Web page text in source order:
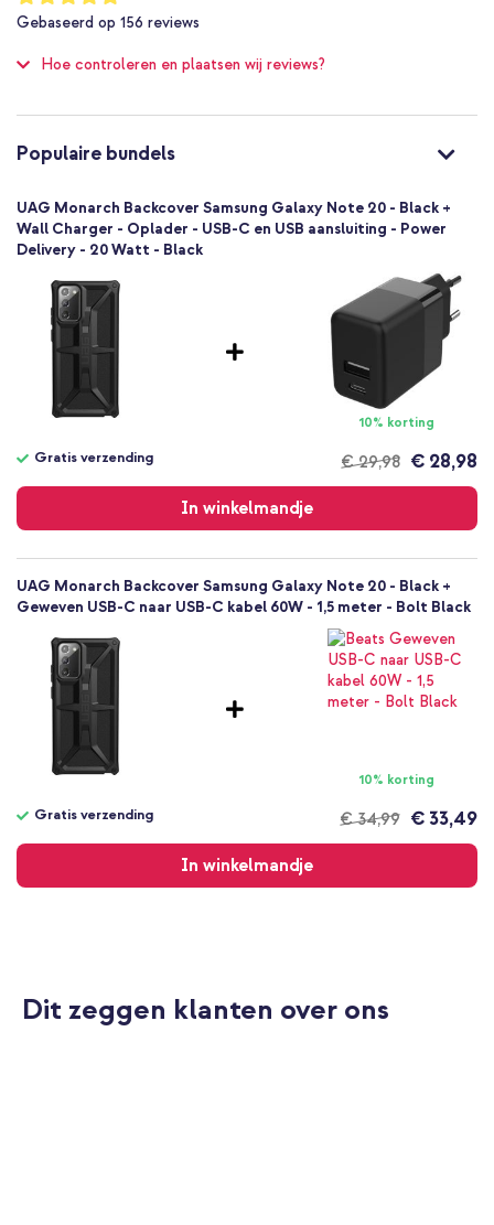
Opstaande randen bieden extra bescherming aan de display
Een stoere look voor jouw smartphone én ook nog eens optimale
Nee
Nee
Nee
812451035544
212191114040
Zwart
Kunststof
Geen
149
Hoesje
Achterkant & Zijkant
98
%
of
Gebaseerd op 156 reviews
Hoe controleren en plaatsen wij reviews?
Populaire bundels
UAG Monarch Backcover Samsung Galaxy Note 20 - Black +
Wall Charger - Oplader - USB-C en USB aansluiting - Power
Delivery - 20 Watt - Black
10% korting
€ 29,98
Gratis verzending € 28,98
In winkelmandje
verzending
UAG Monarch Backcover Samsung Galaxy Note 20 - Black +
Geweven USB-C naar USB-C kabel 60W - 1,5 meter - Bolt Black
10% korting
€ 34,99
Gratis verzending € 33,49
In winkelmandje
verzending
Dit zeggen klanten over ons